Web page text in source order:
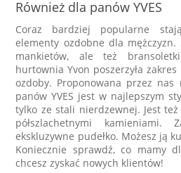
Również dla panów YVES
Coraz bardziej popularne
elementy ozdobne dla
mankietów, ale też
hurtownia Yvon poszerzyła
ozdoby. Proponowana przez
panów YVES jest w najlepszym
tylko ze stali nierdzewnej. Jest
półszlachetnymi kamieniami.
ekskluzywne pudełko. Możesz ją
Koniecznie sprawdź, co mamy
chcesz zyskać nowych klientów!